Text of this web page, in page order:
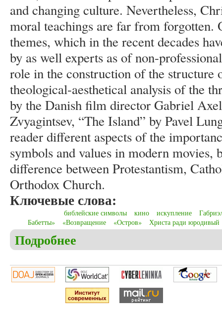
and changing culture. Nevertheless,
moral teachings are far from forgotten.
themes, which in the recent decades
by as well experts as of non-
role in the construction of the structure
theological-aesthetical analysis of the
by the Danish film director Gabriel
Zvyagintsev, “The Island” by Pavel
reader different aspects of the
symbols and values in modern movies,
difference between Protestantism,
Orthodox Church.
Ключевые слова:
библейские символы кино искупление
Бабетты»
«Возвращение «Остров» Христа ради юродивый
Подробнее